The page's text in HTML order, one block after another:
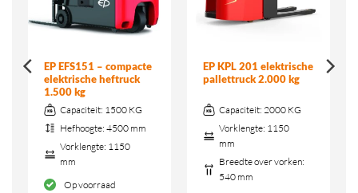
EP EFS151 – compacte
elektrische heftruck
1.500 kg
Capaciteit: 1500 KG
Hefhoogte: 4500 mm
Vorklengte: 1150
mm
Op voorraad
EP KPL 201 elektrische
pallettruck 2.000 kg
Capaciteit: 2000 KG
Vorklengte: 1150
mm
Breedte over vorken:
540 mm